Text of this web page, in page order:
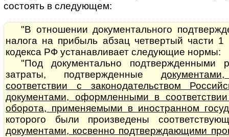
состоять в следующем:
"В отношении документального
налога на прибыль абзац четвертый части 1
кодекса РФ устанавливает следующие нормы:
"Под документально подтвержденными
затраты, подтвержденные
соответствии с законодательством
документами, офор­м­лен­ны­ми в
оборота, применяемыми в иностранном
которого были произведены
документами, косвенно под­т­вер­ж­да­ю­щи­ми